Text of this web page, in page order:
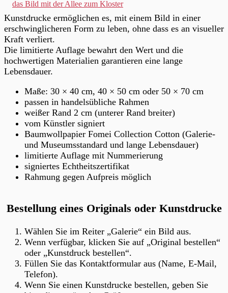
Kunstdrucke ermöglichen es, mit einem Bild in einer
erschwinglicheren Form zu leben, ohne dass es an visueller
Kraft verliert.
Die limitierte Auflage bewahrt den Wert und die
hochwertigen Materialien garantieren eine lange
Lebensdauer.
Maße: 30 × 40 cm, 40 × 50 cm oder 50 × 70 cm
passen in handelsübliche Rahmen
weißer Rand 2 cm (unterer Rand breiter)
vom Künstler signiert
Baumwollpapier Fomei Collection Cotton (Galerie-
und Museumsstandard und lange Lebensdauer)
limitierte Auflage mit Nummerierung
signiertes Echtheitszertifikat
Rahmung gegen Aufpreis möglich
Bestellung eines Originals oder Kunstdrucke
Wählen Sie im Reiter „Galerie“ ein Bild aus.
Wenn verfügbar, klicken Sie auf „Original bestellen“
oder „Kunstdruck bestellen“.
Füllen Sie das Kontaktformular aus (Name, E-Mail,
Telefon).
Wenn Sie einen Kunstdrucke bestellen, geben Sie